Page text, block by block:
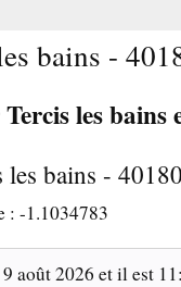
bains -
les bains
les bains -
: -1.1034783
9 août 2026 et il est